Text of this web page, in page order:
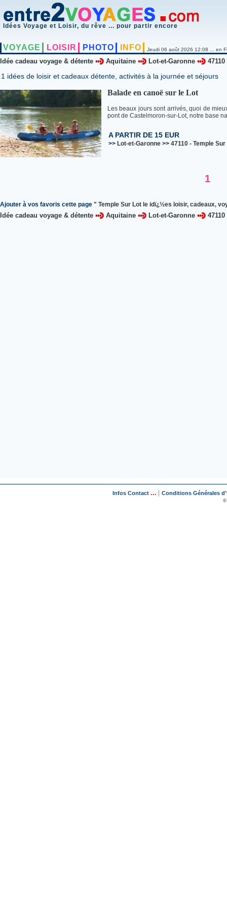
Idées Voyage et Loisir, du rêve ... pour partir encore
VOYAGE LOISIR PHOTO INFO Jeudi 06 août 2026 12:08 ... en
Idée cadeau voyage & détente Aquitaine Lot-et-Garonne 47110
1 idées de loisir et cadeaux détente, activités à la journée et séjours
Balade en canoë sur le Lot
Les beaux jours sont arrivés, quoi de
pont de Castelmoron-sur-Lot, notre base
A PARTIR DE 15 EUR
>> Lot-et-Garonne >> 47110 - Temple Sur
1
Ajouter à vos favoris cette page " Temple Sur Lot le idï¿½es loisir, cadeaux,
Idée cadeau voyage & détente Aquitaine Lot-et-Garonne 47110
Infos Contact ... Conditions Générales
©